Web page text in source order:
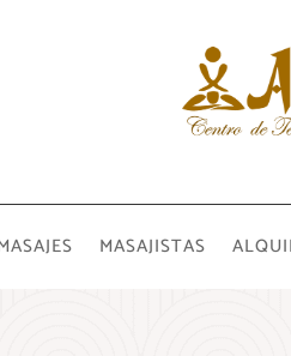
MASAJISTAS